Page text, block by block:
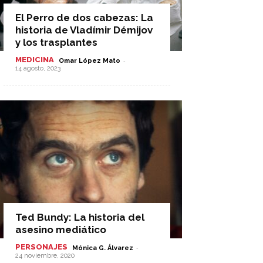
El Perro de dos cabezas: La
historia de Vladímir Démijov
y los trasplantes
MEDICINA Omar López Mato -
14 agosto, 2023
Ted Bundy: La historia del
asesino mediático
PERSONAJES Mónica G. Álvarez -
24 noviembre, 2020